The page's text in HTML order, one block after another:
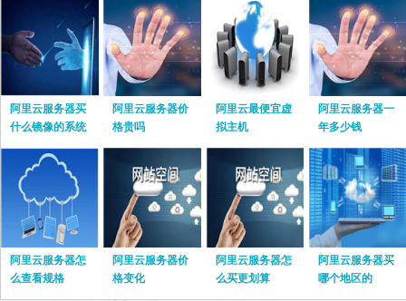
阿里云服务器买
什么镜像的系统
阿里云服务器价
格贵吗
阿里云最便宜虚
拟主机
阿里云服务器一
年多少钱
阿里云服务器怎
么查看规格
阿里云服务器价
格变化
阿里云服务器怎
么买更划算
阿里云服务器买
哪个地区的